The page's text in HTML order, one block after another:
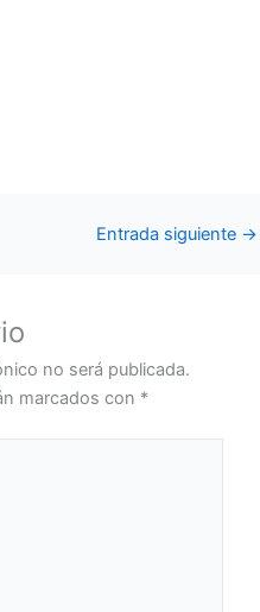
Entrada siguiente →
no será publicada.
marcados con *